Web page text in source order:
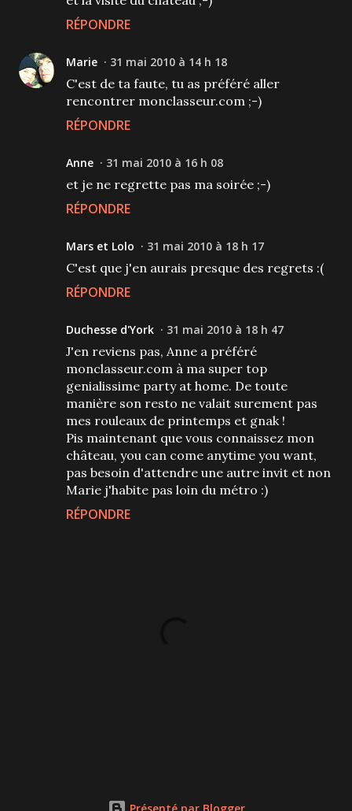
RÉPONDRE
Marie 31 mai 2010 à 14 h 18
C'est de ta faute, tu as préféré aller
rencontrer monclasseur.com ;-)
RÉPONDRE
Anne 31 mai 2010 à 16 h 08
et je ne regrette pas ma soirée ;-)
RÉPONDRE
Mars et Lolo 31 mai 2010 à 18 h 17
C'est que j'en aurais presque des regrets :(
RÉPONDRE
Duchesse d'York 31 mai 2010 à 18 h 47
J'en reviens pas, Anne a préféré
monclasseur.com à ma super top
genialissime party at home. De toute
manière son resto ne valait surement pas
mes rouleaux de printemps et gnak !
Pis maintenant que vous connaissez mon
château, you can come anytime you want,
pas besoin d'attendre une autre invit et non
Marie j'habite pas loin du métro :)
RÉPONDRE